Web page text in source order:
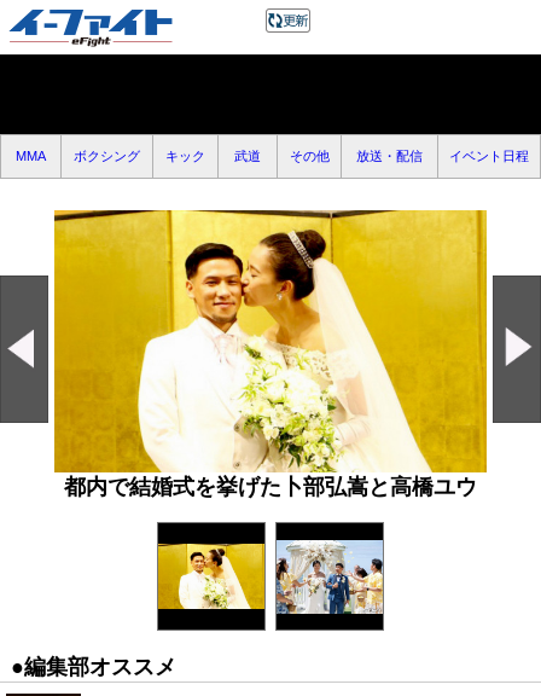
MMA ボクシング キック 武道 その他 放送・配信 イベント日程
都内で結婚式を挙げた卜部弘嵩と高橋ユウ
●編集部オススメ